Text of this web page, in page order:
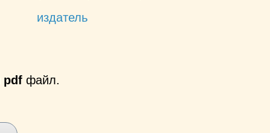
издатель
pdfфайл.